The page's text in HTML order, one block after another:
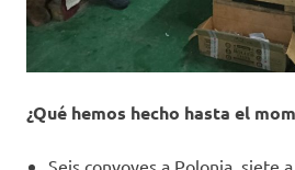
¿Qué hemos hecho hasta el
Seis convoyes a Polonia, siete